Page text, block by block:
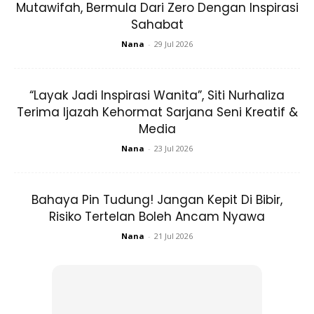
Mutawifah, Bermula Dari Zero Dengan Inspirasi
Sahabat
Nana - 29 Jul 2026
“Layak Jadi Inspirasi Wanita”, Siti Nurhaliza
Terima Ijazah Kehormat Sarjana Seni Kreatif &
Media
Nana - 23 Jul 2026
Bahaya Pin Tudung! Jangan Kepit Di Bibir,
Risiko Tertelan Boleh Ancam Nyawa
Nana - 21 Jul 2026